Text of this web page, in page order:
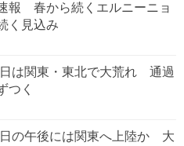
報 春から続くエルニーニョ
く見込み
は関東・東北で大荒れ 通過
つく
の午後には関東へ上陸か 大